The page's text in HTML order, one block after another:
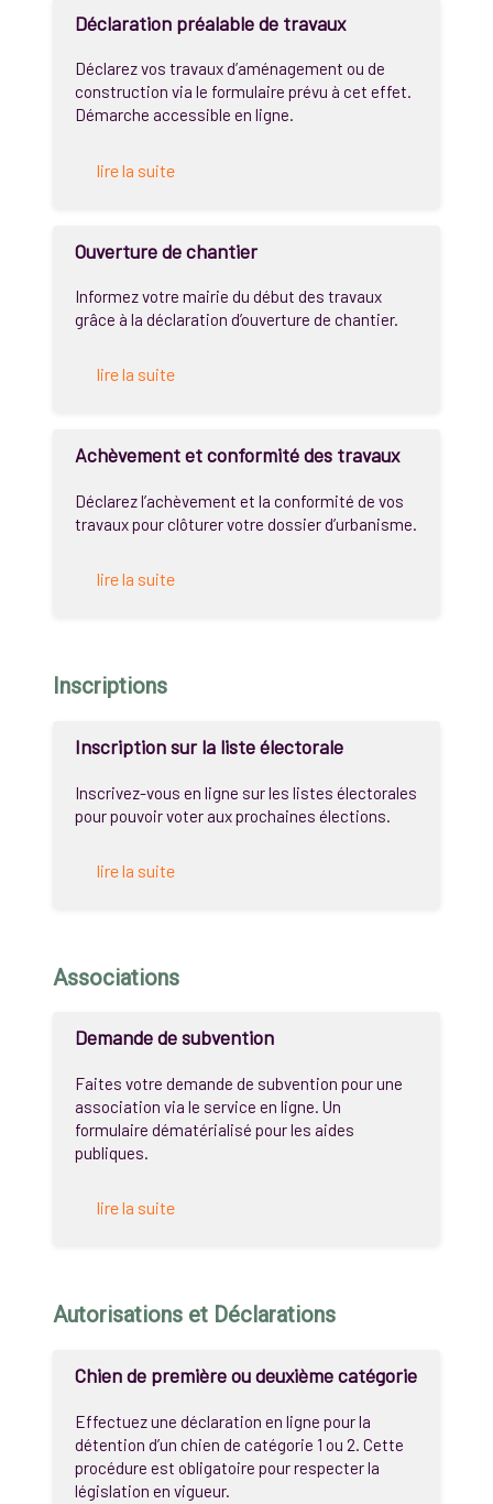
Déclaration préalable de travaux
Déclarez vos travaux d’aménagement ou de
construction via le formulaire prévu à cet effet.
Démarche accessible en ligne.
lire la suite
Ouverture de chantier
Informez votre mairie du début des travaux
grâce à la déclaration d’ouverture de chantier.
lire la suite
Achèvement et conformité des travaux
Déclarez l’achèvement et la conformité de vos
travaux pour clôturer votre dossier d’urbanisme.
lire la suite
Inscriptions
Inscription sur la liste électorale
Inscrivez-vous en ligne sur les listes électorales
pour pouvoir voter aux prochaines élections.
lire la suite
Associations
Demande de subvention
Faites votre demande de subvention pour une
association via le service en ligne. Un
formulaire dématérialisé pour les aides
publiques.
lire la suite
Autorisations et Déclarations
Chien de première ou deuxième catégorie
Effectuez une déclaration en ligne pour la
détention d’un chien de catégorie 1 ou 2. Cette
procédure est obligatoire pour respecter la
législation en vigueur.